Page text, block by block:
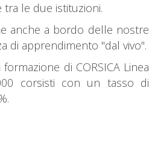
le due istituzioni.
anche a bordo delle nostre
di apprendimento "dal vivo".
di CORSICA Linea
corsisti con un tasso di